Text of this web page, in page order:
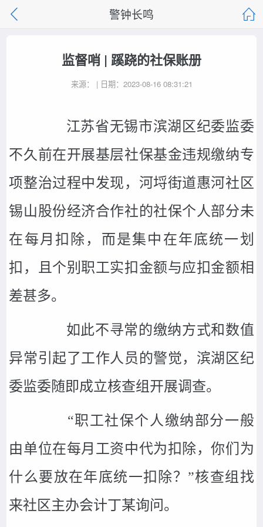
警钟长鸣
监督哨 | 蹊跷的社保账册
来源： | 日期：2023-08-16 08:31:21
江苏省无锡市滨湖区纪委监委
不久前在开展基层社保基金违规缴纳专
项整治过程中发现，河埒街道惠河社区
锡山股份经济合作社的社保个人部分未
在每月扣除，而是集中在年底统一划
扣，且个别职工实扣金额与应扣金额相
差甚多。
如此不寻常的缴纳方式和数值
异常引起了工作人员的警觉，滨湖区纪
委监委随即成立核查组开展调查。
“职工社保个人缴纳部分一般
由单位在每月工资中代为扣除，你们为
什么要放在年底统一扣除？”核查组找
来社区主办会计丁某询问。